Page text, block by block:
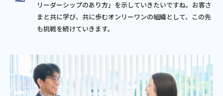
リーダーシップのあり方」を示していきたいですね。お客さ
まと共に学び、共に歩むオンリーワンの組織として、この先
も挑戦を続けていきます。